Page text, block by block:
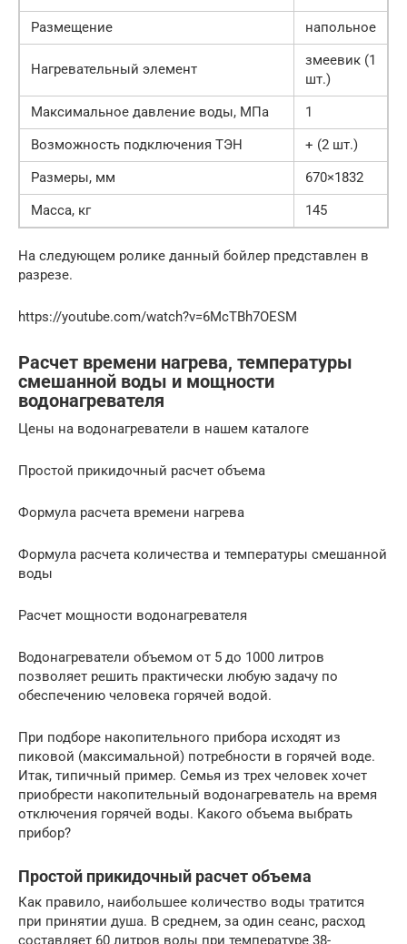
Размещение напольное
Нагревательный элемент
змеевик (1
шт.)
Максимальное давление воды, МПа
1
Возможность подключения ТЭН
+ (2 шт.)
Размеры, мм
670×1832
Масса, кг
145
На следующем ролике данный бойлер представлен в
разрезе.
https://youtube.com/watch?v=6McTBh7OESM
Расчет времени нагрева, температуры
смешанной воды и мощности
водонагревателя
Цены на водонагреватели в нашем каталоге
Простой прикидочный расчет объема
Формула расчета времени нагрева
Формула расчета количества и температуры смешанной
воды
Расчет мощности водонагревателя
Водонагреватели объемом от 5 до 1000 литров
позволяет решить практически любую задачу по
обеспечению человека горячей водой.
При подборе накопительного прибора исходят из
пиковой (максимальной) потребности в горячей воде.
Итак, типичный пример. Семья из трех человек хочет
приобрести накопительный водонагреватель на время
отключения горячей воды. Какого объема выбрать
прибор?
Простой прикидочный расчет объема
Как правило, наибольшее количество воды тратится
при принятии душа. В среднем, за один сеанс, расход
составляет 60 литров воды при температуре 38-